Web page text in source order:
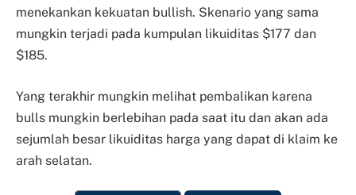
menekankan kekuatan bullish. Skenario yang sama
mungkin terjadi pada kumpulan likuiditas $177 dan
$185.
Yang terakhir mungkin melihat pembalikan karena
bulls mungkin berlebihan pada saat itu dan akan ada
sejumlah besar likuiditas harga yang dapat di klaim ke
arah selatan.